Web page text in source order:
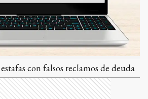
con falsos reclamos de deuda